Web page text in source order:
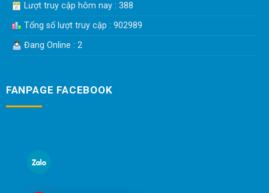
Lượt truy cập hôm nay : 388
Tổng số lượt truy cập : 902989
Đang Online : 2
FANPAGE FACEBOOK